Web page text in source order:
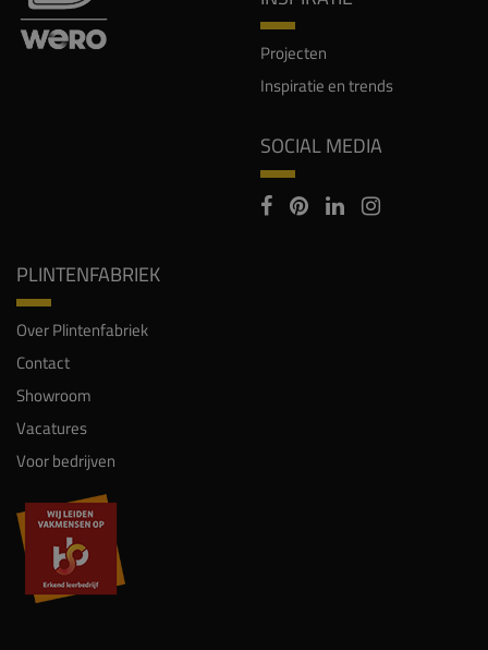
Projecten
Inspiratie en trends
SOCIAL MEDIA
PLINTENFABRIEK
Over Plintenfabriek
Contact
Showroom
Vacatures
Voor bedrijven